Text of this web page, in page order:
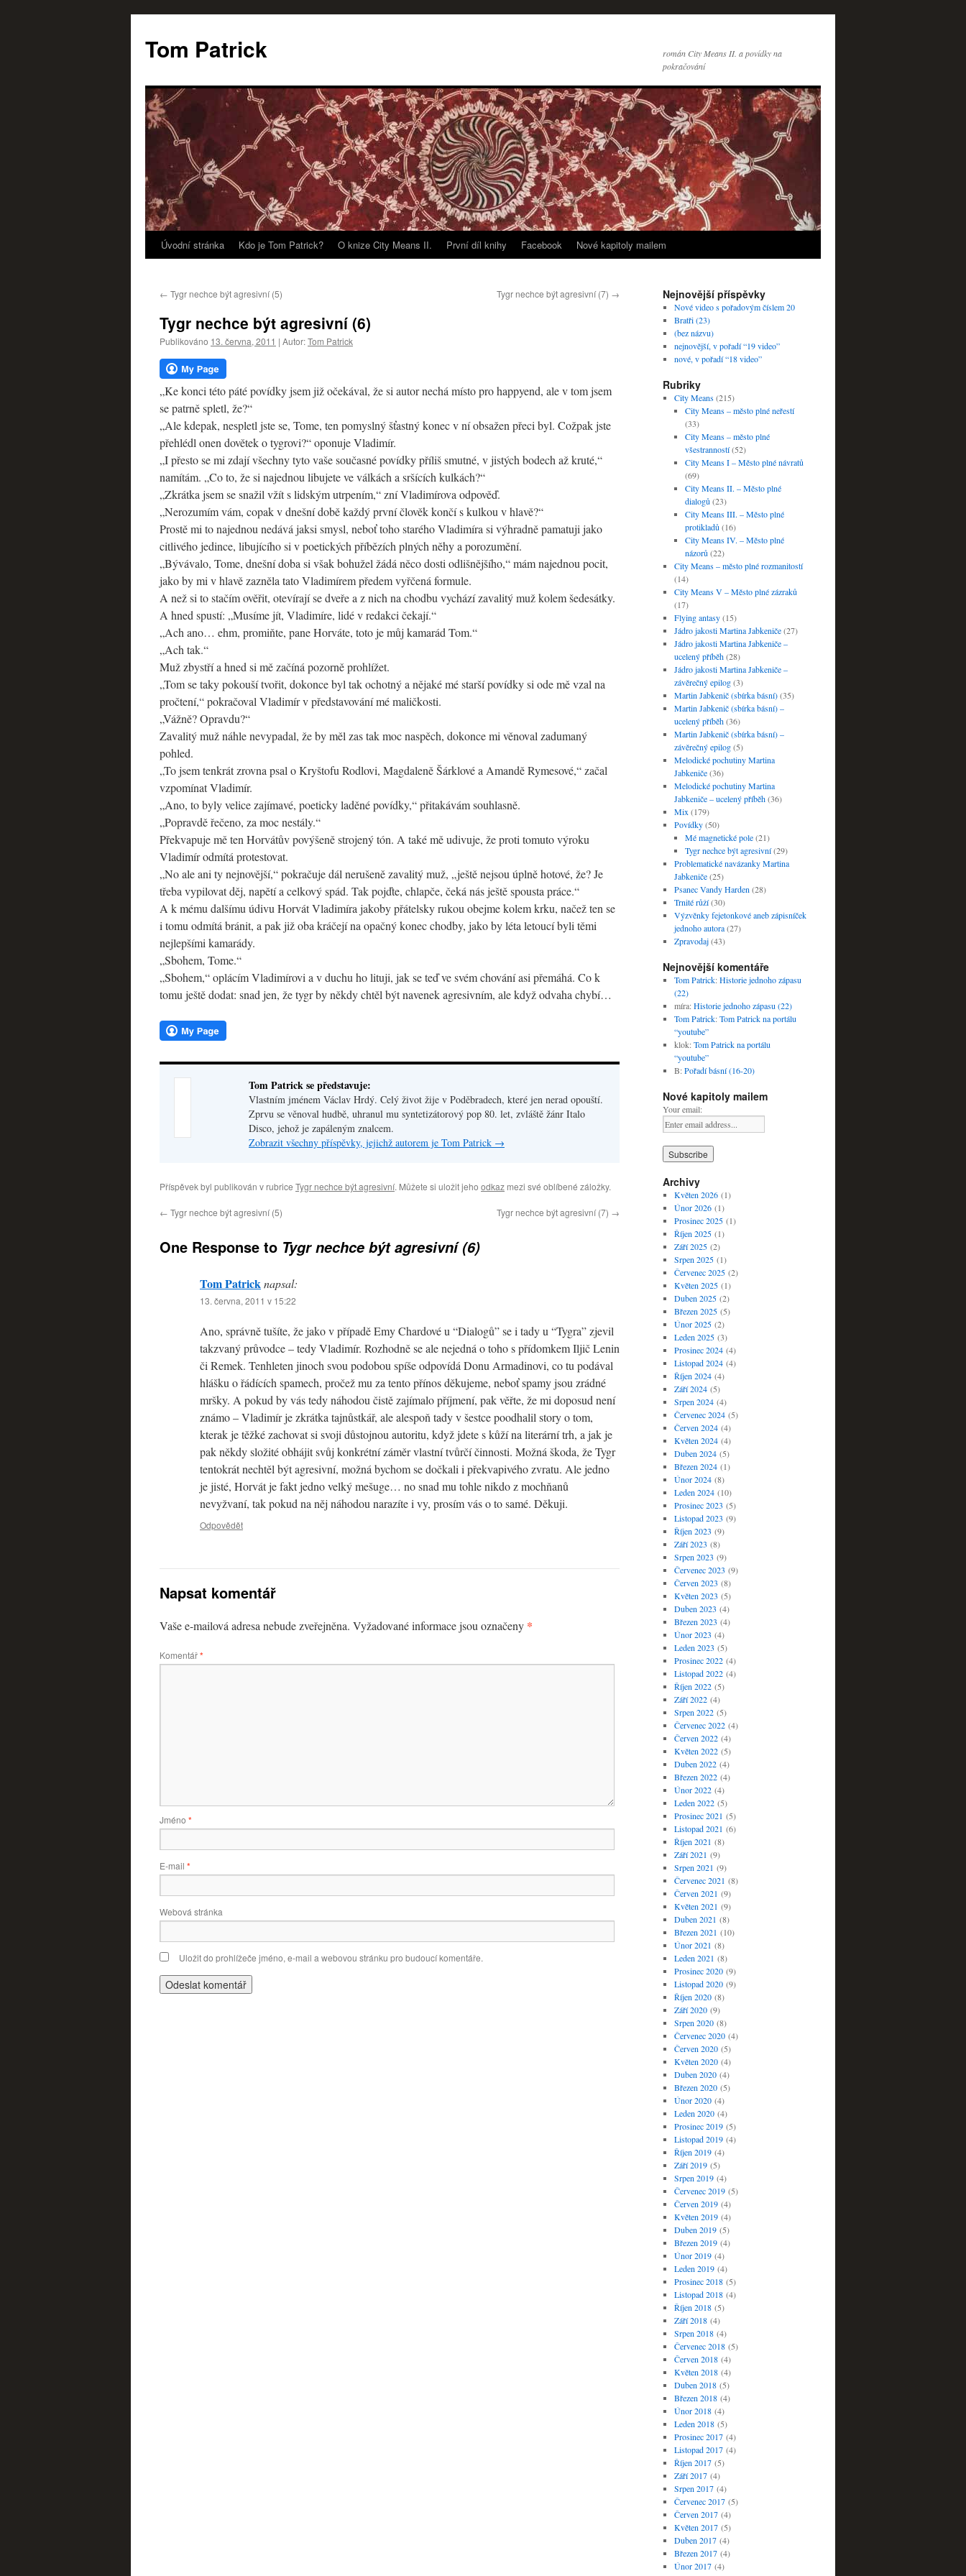
Tom Patrick
román City Means II. a povídky na
pokračování
Přejít
obsahu
webu
Úvodní stránka Kdo je Tom Patrick? O knize City Means II. První díl knihy Facebook Nové kapitoly mailem
← Tygr nechce být agresivní (5) Tygr nechce být agresivní (7) →
Tygr nechce být agresivní (6)
Publikováno 13. června, 2011 | Autor:Tom Patrick
„Ke konci této páté povídky jsem již očekával, že si autor nechá místo pro happyend, ale v tom jsem
se patrně spletl, že?“
„Ale kdepak, nespletl jste se, Tome, ten pomyslný šťastný konec v ní obsažen přeci byl. Cožpak jste
přehlédl onen dovětek o tygrovi?“ oponuje Vladimír.
„I přesto se mi zdají všechny tyto vaše současné povídky příliš smutné, v jistých bodech až kruté,“
namítám. „Co to, že si najednou libujete ve válkách a sršících kulkách?“
„Zkrátka jsem se snažil vžít s lidským utrpením,“ zní Vladimírova odpověď.
„Nerozumím vám, copak v dnešní době každý první člověk končí s kulkou v hlavě?“
Prostě mi to najednou nedává jaksi smysl, neboť toho starého Vladimíra si výhradně pamatuji jako
citlivého jedince, libujícího si v poetických příbězích plných něhy a porozumění.
„Bývávalo, Tome, dnešní doba si však bohužel žádá něco dosti odlišnějšího,“ mám najednou pocit,
jako by mi v hlavě zazněla tato Vladimírem předem vyřčená formule.
A než si to stačím ověřit, otevírají se dveře a z nich na chodbu vychází zavalitý muž kolem šedesátky.
A hned spustí: „Musíme jít, Vladimíre, lidé v redakci čekají.“
„Ach ano… ehm, promiňte, pane Horváte, toto je můj kamarád Tom.“
„Ach tak.“
Muž zbystří a hned si mě začíná pozorně prohlížet.
„Tom se taky pokouší tvořit, dokonce byl tak ochotný a nějaké mé starší povídky si ode mě vzal na
pročtení,“ pokračoval Vladimír v představování mé maličkosti.
„Vážně? Opravdu?“
Zavalitý muž náhle nevypadal, že by měl zas tak moc naspěch, dokonce mi věnoval zadumaný
pohled.
„To jsem tenkrát zrovna psal o Kryštofu Rodlovi, Magdaleně Šárklové a Amandě Rymesové,“ začal
vzpomínat Vladimír.
„Ano, to byly velice zajímavé, poeticky laděné povídky,“ přitakávám souhlasně.
„Popravdě řečeno, za moc nestály.“
Překvapuje mě ten Horvátův povýšeně strojený tón. A také mě udivuje, že proti tomuto výroku
Vladimír odmítá protestovat.
„No ale ani ty nejnovější,“ pokračuje dál nerušeně zavalitý muž, „ještě nejsou úplně hotové, že? Je
třeba vypilovat děj, napětí a celkový spád. Tak pojďte, chlapče, čeká nás ještě spousta práce.“
A k mému dalšímu údivu Horvát Vladimíra jakoby přátelsky rukou obejme kolem krku, načež ten se
i tomu odmítá bránit, a pak již oba kráčejí na opačný konec chodby, jako by léta letoucí byli těmi
nejlepšími kamarády.
„Sbohem, Tome.“
„Sbohem,“ oplácím Vladimírovi a v duchu ho lituji, jak se teď ve svém chování asi přemáhá. Co k
tomu ještě dodat: snad jen, že tygr by někdy chtěl být navenek agresivním, ale když odvaha chybí…
Tom Patrick se představuje:
Vlastním jménem Václav Hrdý. Celý život žije v Poděbradech, které jen nerad opouští.
Zprvu se věnoval hudbě, uhranul mu syntetizátorový pop 80. let, zvláště žánr Italo
Disco, jehož je zapáleným znalcem.
Zobrazit všechny příspěvky, jejichž autorem je Tom Patrick →
Příspěvek byl publikován v rubrice Tygr nechce být agresivní. Můžete si uložit jeho odkaz mezi své oblíbené záložky.
← Tygr nechce být agresivní (5) Tygr nechce být agresivní (7) →
One Response to Tygr nechce být agresivní (6)
Tom Patricknapsal:
13. června, 2011 v 15:22
Ano, správně tušíte, že jako v případě Emy Chardové u “Dialogů” se i tady u “Tygra” zjevil
takzvaný průvodce – tedy Vladimír. Rozhodně se ale nejedná o toho s přídomkem Iljič Lenin
či Remek. Tenhleten jinoch svou podobou spíše odpovídá Donu Armadinovi, co tu podával
hlášku o řádících spamech, pročež mu za tento přínos děkujeme, neboť spamy jsou zrádné
mršky. A pokud by vás tedy náhodou čistě zajímalo příjmení, pak věřte, že mi doposud není
známo – Vladimír je zkrátka tajnůstkář, ale alespoň tady v šestce poodhalil story o tom,
kterak je těžké zachovat si svoji důstojnou autoritu, když jdete s kůží na literární trh, a jak je
pak někdy složité obhájit svůj konkrétní záměr vlastní tvůrčí činnosti. Možná škoda, že Tygr
tentokrát nechtěl být agresivní, možná bychom se dočkali i překvapivého zvratu. Ale jedno
je jisté, Horvát je fakt jedno velký mešuge… no snad mu tohle nikdo z mochňanů
nevyžvaní, tak pokud na něj náhodou narazíte i vy, prosím vás o to samé. Děkuji.
Odpovědět
Napsat komentář
Vaše e-mailová adresa nebude zveřejněna. Vyžadované informace jsou označeny *
Komentář*
Jméno *
E-mail *
Webová stránka
Uložit do prohlížeče jméno, e-mail a webovou stránku pro budoucí komentáře.
Nejnovější příspěvky
Nové video s pořadovým číslem 20
Bratři (23)
(bez názvu)
nejnovější, v pořadí “19 video”
nové, v pořadí “18 video”
Rubriky
City Means(215)
City Means – město plné neřestí
(33)
City Means – město plné
všestranností(52)
City Means I – Město plné návratů
(69)
City Means II. – Město plné
dialogů (23)
City Means III. – Město plné
protikladů (16)
City Means IV. – Město plné
názorů (22)
City Means – město plné rozmanitostí
(14)
City Means V – Město plné zázraků
(17)
Flying antasy(15)
Jádro jakosti Martina Jabkeniče(27)
Jádro jakosti Martina Jabkeniče –
ucelený příběh(28)
Jádro jakosti Martina Jabkeniče –
závěrečný epilog(3)
Martin Jabkenič (sbírka básní)(35)
Martin Jabkenič (sbírka básní) –
ucelený příběh(36)
Martin Jabkenič (sbírka básní) –
závěrečný epilog(5)
Melodické pochutiny Martina
Jabkeniče(36)
Melodické pochutiny Martina
Jabkeniče – ucelený příběh(36)
Mix (179)
Povídky(50)
Mé magnetické pole(21)
Tygr nechce být agresivní(29)
Problematické navázanky Martina
Jabkeniče(25)
Psanec Vandy Harden (28)
Trnité růží(30)
Výzvěnky fejetonkové aneb zápisníček
jednoho autora(27)
Zpravodaj(43)
Nejnovější komentáře
Tom Patrick:Historie jednoho zápasu
(22)
míra:Historie jednoho zápasu (22)
Tom Patrick:Tom Patrick na portálu
“youtube”
klok:Tom Patrick na portálu
“youtube”
B:Pořadí básní (16-20)
Nové kapitoly mailem
Your email:
Archivy
Květen 2026(1)
Únor 2026(1)
Prosinec 2025(1)
Říjen 2025(1)
Září 2025(2)
Srpen 2025(1)
Červenec 2025(2)
Květen 2025(1)
Duben 2025(2)
Březen 2025(5)
Únor 2025(2)
Leden 2025(3)
Prosinec 2024(4)
Listopad 2024(4)
Říjen 2024(4)
Září 2024(5)
Srpen 2024(4)
Červenec 2024(5)
Červen 2024(4)
Květen 2024(4)
Duben 2024(5)
Březen 2024(1)
Únor 2024(8)
Leden 2024(10)
Prosinec 2023 (5)
Listopad 2023 (9)
Říjen 2023 (9)
Září 2023 (8)
Srpen 2023 (9)
Červenec 2023 (9)
Červen 2023 (8)
Květen 2023 (5)
Duben 2023 (4)
Březen 2023 (4)
Únor 2023 (4)
Leden 2023 (5)
Prosinec 2022(4)
Listopad 2022(4)
Říjen 2022(5)
Září 2022(4)
Srpen 2022(5)
Červenec 2022(4)
Červen 2022(4)
Květen 2022(5)
Duben 2022(4)
Březen 2022(4)
Únor 2022(4)
Leden 2022(5)
Prosinec 2021 (5)
Listopad 2021 (6)
Říjen 2021 (8)
Září 2021 (9)
Srpen 2021 (9)
Červenec 2021 (8)
Červen 2021 (9)
Květen 2021 (9)
Duben 2021 (8)
Březen 2021 (10)
Únor 2021 (8)
Leden 2021 (8)
Prosinec 2020(9)
Listopad 2020(9)
Říjen 2020(8)
Září 2020(9)
Srpen 2020(8)
Červenec 2020(4)
Červen 2020(5)
Květen 2020(4)
Duben 2020(4)
Březen 2020(5)
Únor 2020(4)
Leden 2020(4)
Prosinec 2019(5)
Listopad 2019(4)
Říjen 2019(4)
Září 2019(5)
Srpen 2019(4)
Červenec 2019(5)
Červen 2019(4)
Květen 2019(4)
Duben 2019(5)
Březen 2019(4)
Únor 2019(4)
Leden 2019(4)
Prosinec 2018(5)
Listopad 2018(4)
Říjen 2018(5)
Září 2018(4)
Srpen 2018(4)
Červenec 2018(5)
Červen 2018(4)
Květen 2018(4)
Duben 2018(5)
Březen 2018(4)
Únor 2018(4)
Leden 2018(5)
Prosinec 2017(4)
Listopad 2017(4)
Říjen 2017(5)
Září 2017(4)
Srpen 2017(4)
Červenec 2017(5)
Červen 2017(4)
Květen 2017(5)
Duben 2017(4)
Březen 2017(4)
Únor 2017(4)